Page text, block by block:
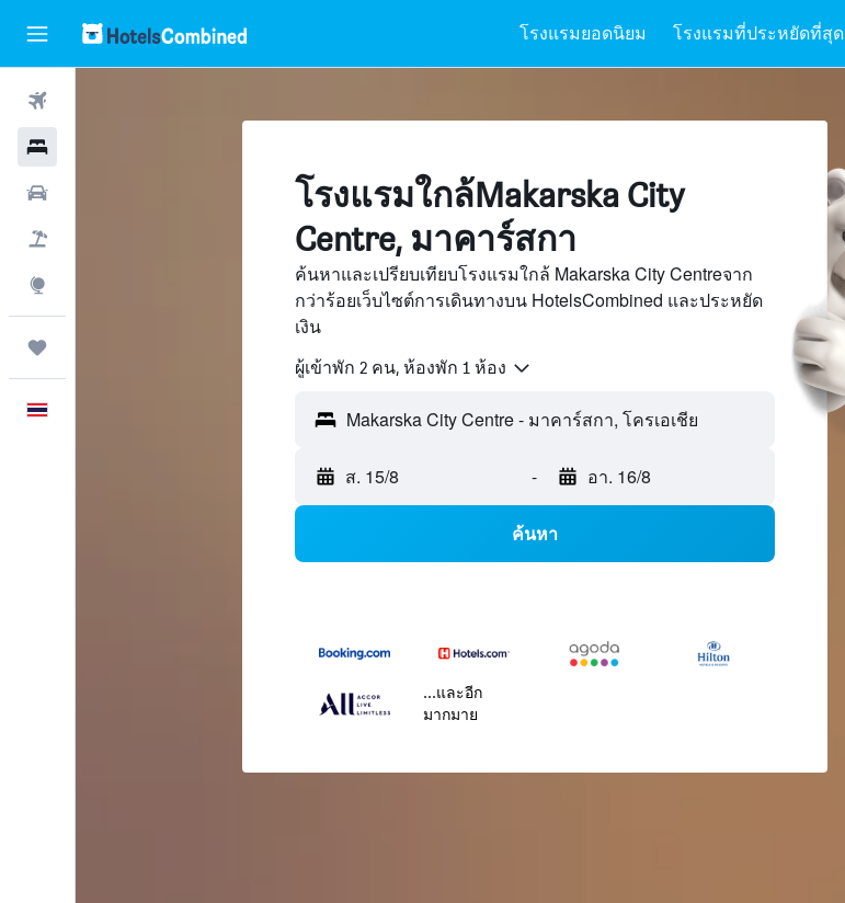
โรงแรมยอดนิยม โรงแรมที่ประหยัดที่สุด
โรงแรมใกล้Makarska City
Centre, มาคาร์สกา
ค้นหาและเปรียบเทียบโรงแรมใกล้ Makarska City Centreจาก
กว่าร้อยเว็บไซต์การเดินทางบน HotelsCombined และประหยัด
เงิน
ผู้เข้าพัก 2 คน, ห้องพัก 1 ห้อง
ส. 15/8 - อา. 16/8
ค้นหา
...และอีก
มากมาย